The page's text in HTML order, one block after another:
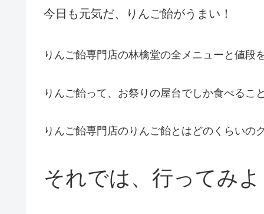
今日も元気だ、りんご飴がうまい！
りんご飴専門店の林檎堂の全メニューと値段
りんご飴って、お祭りの屋台でしか食べるこ
りんご飴専門店のりんご飴とはどのくらいの
それでは、行ってみ